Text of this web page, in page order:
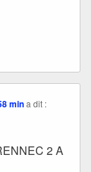
min a dit :
2 A